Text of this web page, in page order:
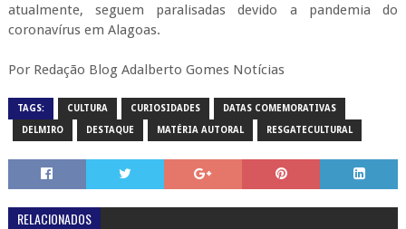
atualmente, seguem paralisadas devido a pandemia do
coronavírus em Alagoas.
Por Redação Blog Adalberto Gomes Notícias
TAGS: CULTURA CURIOSIDADES DATAS COMEMORATIVAS
DELMIRO DESTAQUE MATÉRIA AUTORAL RESGATECULTURAL
RELACIONADOS